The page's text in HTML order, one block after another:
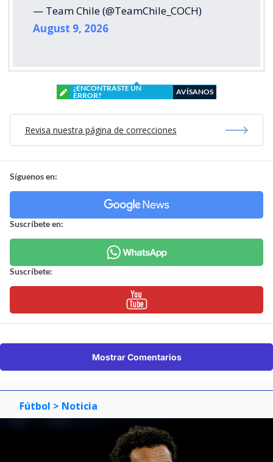
— Team Chile (@TeamChile_COCH)
August 9, 2026
¿ENCONTRASTE UN
ERROR?
AVÍSANOS
Revisa nuestra página de correcciones
Síguenos en:
Suscríbete en:
Suscríbete:
Mostrar Comentarios
Fútbol > Noticia